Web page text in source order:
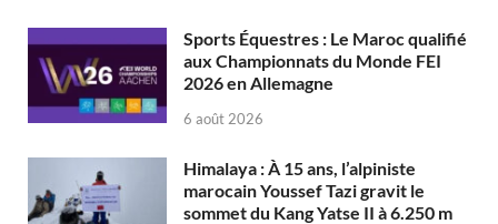
Sports Équestres : Le Maroc qualifié
aux Championnats du Monde FEI
2026 en Allemagne
6 août 2026
Himalaya : À 15 ans, l’alpiniste
marocain Youssef Tazi gravit le
sommet du Kang Yatse II à 6.250 m